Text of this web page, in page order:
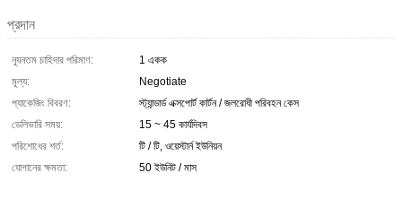
প্রদান
ন্যূনতম চাহিদার পরিমাণ:
1 একক
মূল্য:
Negotiate
প্যাকেজিং বিবরণ:
স্ট্যান্ডার্ড এক্সপোর্ট কার্টন / জলরোধী পরিবহন কেস
ডেলিভারি সময়:
15 ~ 45 কার্যদিবস
পরিশোধের শর্ত:
টি / টি, ওয়েস্টার্ন ইউনিয়ন
যোগানের ক্ষমতা:
50 ইউনিট / মাস